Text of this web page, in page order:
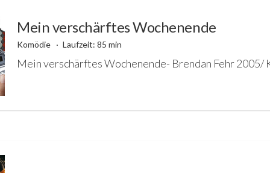
Mein verschärftes Wochenende
Komödie Laufzeit: 85 min
Mein verschärftes Wochenende- Brendan Fehr 2005/